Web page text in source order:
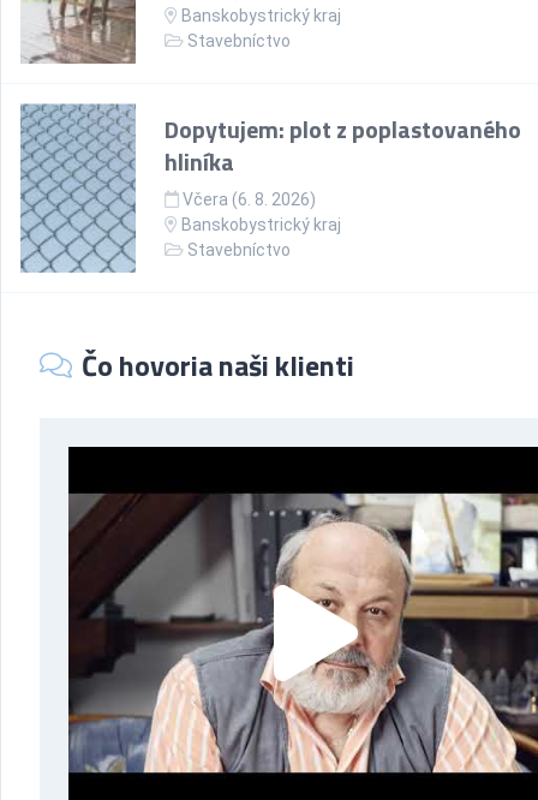
Banskobystrický kraj
Stavebníctvo
Dopytujem: plot z poplastovaného
hliníka
Včera (6. 8. 2026)
Banskobystrický kraj
Stavebníctvo
Čo hovoria naši klienti